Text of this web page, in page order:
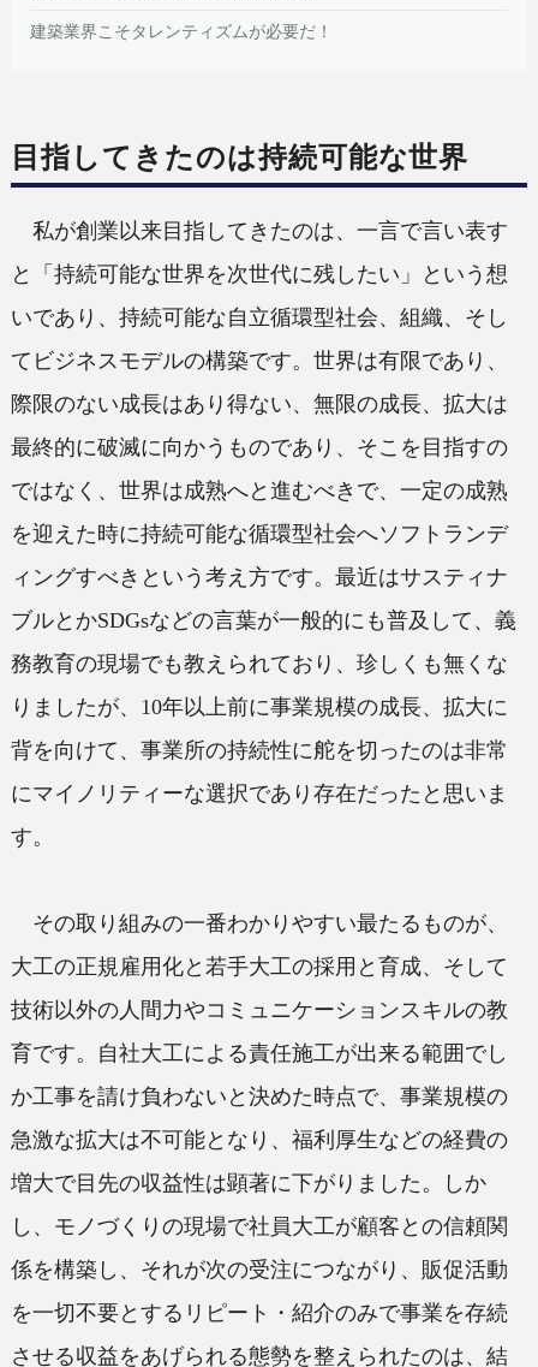
建築業界こそタレンティズムが必要だ！
目指してきたのは持続可能な世界
私が創業以来目指してきたのは、一言で言い表す
と「持続可能な世界を次世代に残したい」という想
いであり、持続可能な自立循環型社会、組織、そし
てビジネスモデルの構築です。世界は有限であり、
際限のない成長はあり得ない、無限の成長、拡大は
最終的に破滅に向かうものであり、そこを目指すの
ではなく、世界は成熟へと進むべきで、一定の成熟
を迎えた時に持続可能な循環型社会へソフトランデ
ィングすべきという考え方です。最近はサスティナ
ブルとかSDGsなどの言葉が一般的にも普及して、義
務教育の現場でも教えられており、珍しくも無くな
りましたが、10年以上前に事業規模の成長、拡大に
背を向けて、事業所の持続性に舵を切ったのは非常
にマイノリティーな選択であり存在だったと思いま
す。
その取り組みの一番わかりやすい最たるものが、
大工の正規雇用化と若手大工の採用と育成、そして
技術以外の人間力やコミュニケーションスキルの教
育です。自社大工による責任施工が出来る範囲でし
か工事を請け負わないと決めた時点で、事業規模の
急激な拡大は不可能となり、福利厚生などの経費の
増大で目先の収益性は顕著に下がりました。しか
し、モノづくりの現場で社員大工が顧客との信頼関
係を構築し、それが次の受注につながり、販促活動
を一切不要とするリピート・紹介のみで事業を存続
させる収益をあげられる態勢を整えられたのは、結